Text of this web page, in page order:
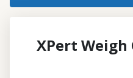
XPert Weigh